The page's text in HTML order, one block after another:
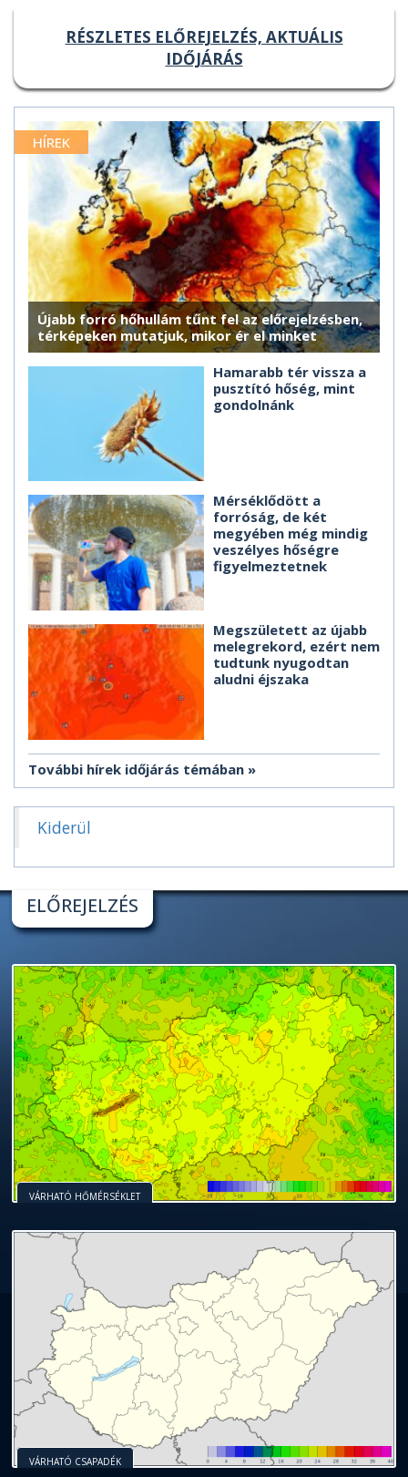
RÉSZLETES ELŐREJELZÉS, AKTUÁLIS
IDŐJÁRÁS
HÍREK
Újabb forró hőhullám tűnt fel az előrejelzésben,
térképeken mutatjuk, mikor ér el minket
Hamarabb tér vissza a
pusztító hőség, mint
gondolnánk
Mérséklődött a
forróság, de két
megyében még mindig
veszélyes hőségre
figyelmeztetnek
Megszületett az újabb
melegrekord, ezért nem
tudtunk nyugodtan
aludni éjszaka
További hírek időjárás témában
Kiderül
ELŐREJELZÉS
VÁRHATÓ HŐMÉRSÉKLET
VÁRHATÓ CSAPADÉK